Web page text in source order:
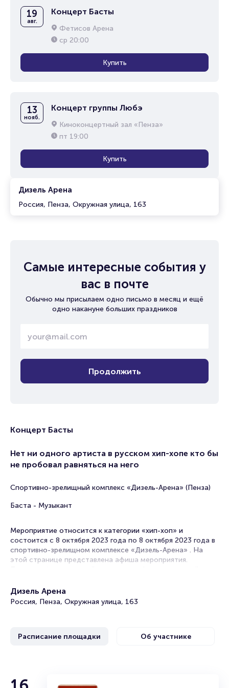
Дизель Арена
Россия, Пенза, Окружная улица, 163
19
авг.
Концерт Басты
Фетисов Арена
ср 20:00
Купить
13
нояб.
Концерт группы Любэ
Киноконцертный зал «Пенза»
пт 19:00
Купить
Самые интересные события у
вас в почте
Обычно мы присылаем одно письмо в месяц и ещё
одно накануне больших праздников
Продолжить
Концерт Басты
Нет ни одного артиста в русском хип-хопе кто бы
не пробовал равняться на него
Спортивно-зрелищный комплекс «Дизель-Арена» (Пенза)
Баста - Музыкант
Мероприятие относится к категории «хип-хоп» и
состоится с 8 октября 2023 года по 8 октября 2023 года в
спортивно-зрелищном комплексе «Дизель-Арена» . На
этой странице представлена афиша мероприятия.
единственная возможность достать билет на хип-хоп.
Билеты на концерт Басты
продажи билетов на мероприятия разного формата.
пользуются большой популярностью у зрителей. Спешите
Дизель Арена
Россия, Пенза, Окружная улица, 163
Расписание площадки Об участнике
Баста